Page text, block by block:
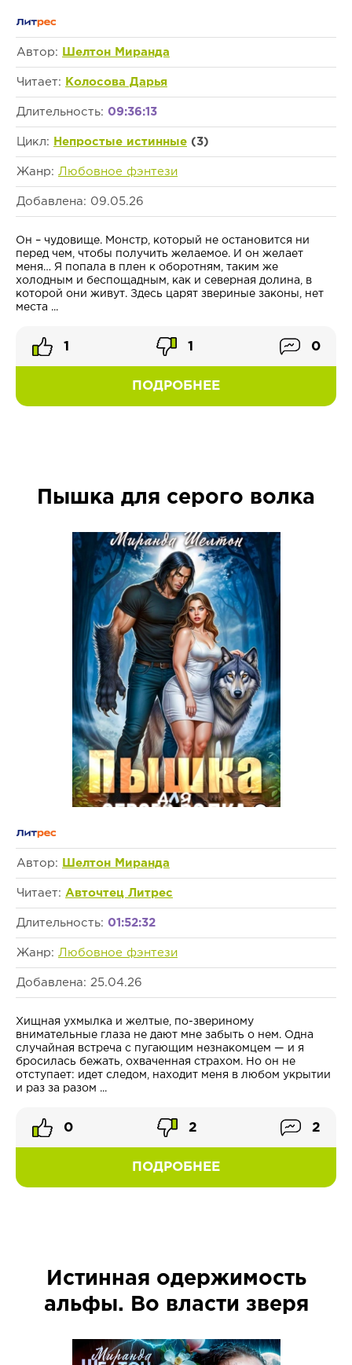
Автор: Шелтон Миранда
Читает: Колосова Дарья
Длительность: 09:36:13
Цикл: Непростые истинные (3)
Жанр: Любовное фэнтези
Добавлена: 09.05.26
Он – чудовище. Монстр, который не остановится ни
перед чем, чтобы получить желаемое. И он желает
меня… Я попала в плен к оборотням, таким же
холодным и беспощадным, как и северная долина, в
которой они живут. Здесь царят звериные законы, нет
места ...
ПОДРОБНЕЕ
1 1 0
Пышка для серого волка
Автор: Шелтон Миранда
Читает: Авточтец Литрес
Длительность: 01:52:32
Жанр: Любовное фэнтези
Добавлена: 25.04.26
Хищная ухмылка и желтые, по-звериному
внимательные глаза не дают мне забыть о нем. Одна
случайная встреча с пугающим незнакомцем — и я
бросилась бежать, охваченная страхом. Но он не
отступает: идет следом, находит меня в любом укрытии
и раз за разом ...
ПОДРОБНЕЕ
0 2 2
Истинная одержимость
альфы. Во власти зверя